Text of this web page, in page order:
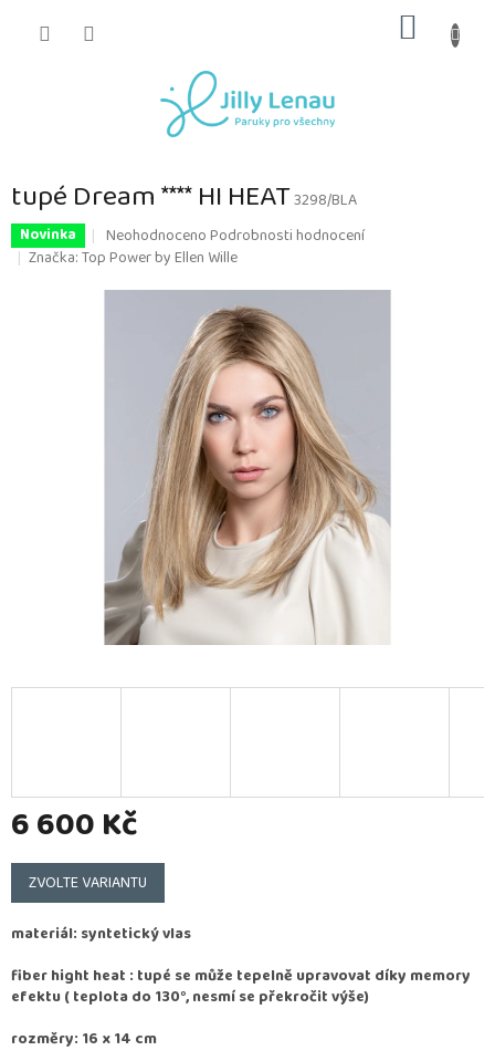
KOŠÍK
tupé Dream **** HI HEAT3298/BLA
Novinka
Průměrné
hodnocení
je
hvězdiček.
NeohodnocenoPodrobnosti hodnocení
Značka:Top Power by Ellen Wille
6 600 Kč
Měrná
cena:
ZVOLTE VARIANTU
materiál: syntetický vlas
fiber hight heat : tupé se může tepelně upravovat díky memory
efektu ( teplota do 130°, nesmí se překročit výše)
rozměry: 16 x 14 cm